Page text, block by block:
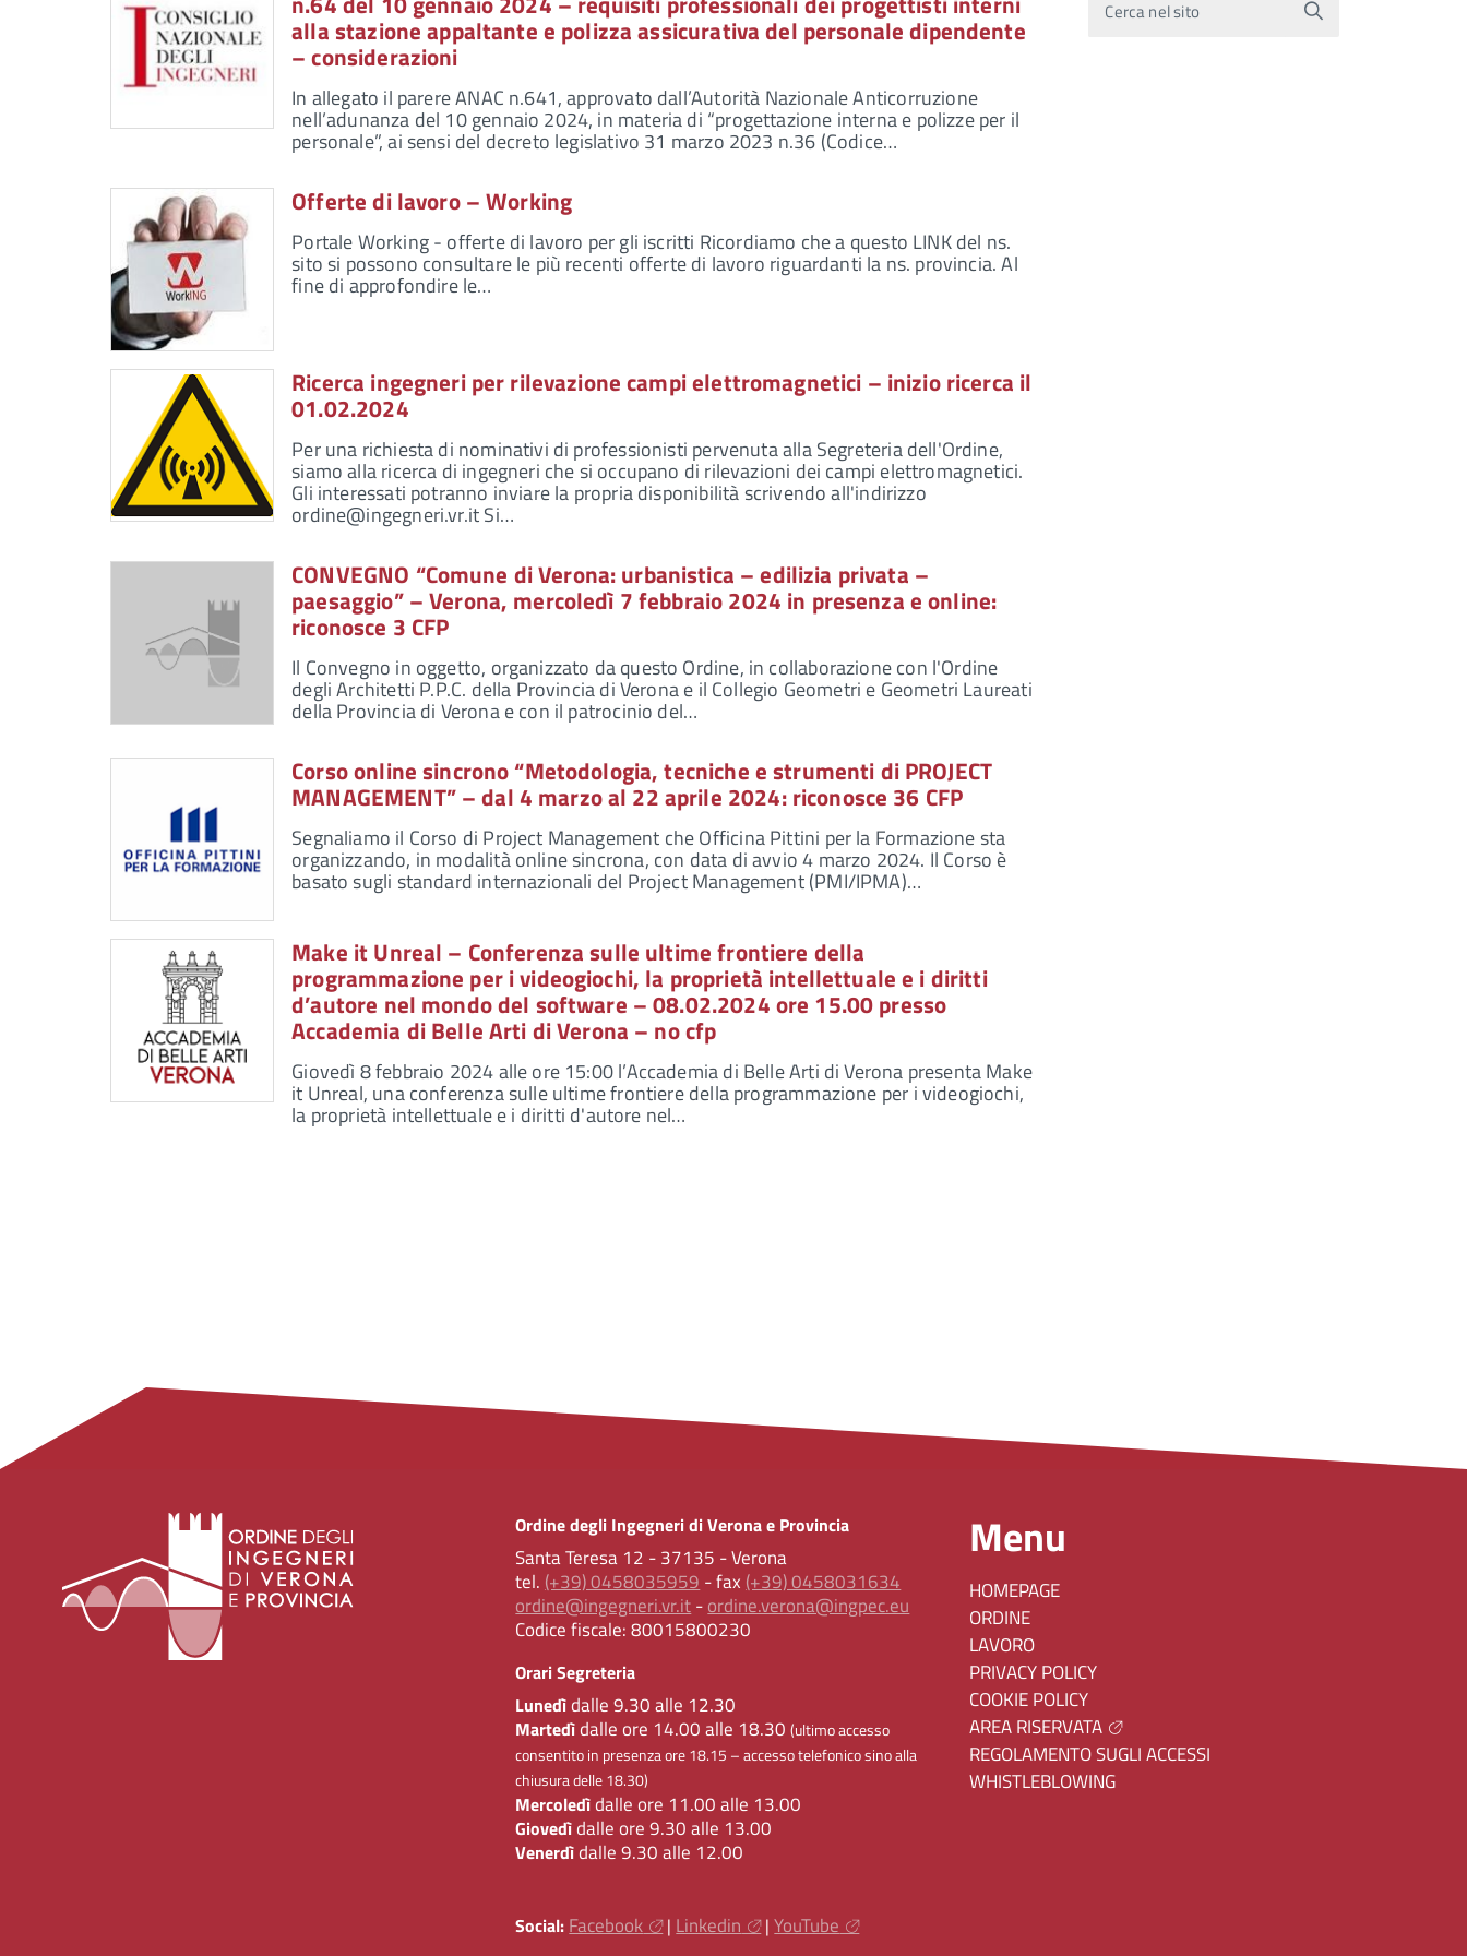
alla stazione appaltante e polizza assicurativa del personale dipendente
– considerazioni
In allegato il parere ANAC n.641, approvato dall’Autorità Nazionale Anticorruzione
nell’adunanza del 10 gennaio 2024, in materia di “progettazione interna e polizze per il
personale”, ai sensi del decreto legislativo 31 marzo 2023 n.36 (Codice…
Offerte di lavoro – Working
Portale Working - offerte di lavoro per gli iscritti Ricordiamo che a questo LINK del ns.
sito si possono consultare le più recenti offerte di lavoro riguardanti la ns. provincia. Al
fine di approfondire le…
Ricerca ingegneri per rilevazione campi elettromagnetici – inizio ricerca il
01.02.2024
Per una richiesta di nominativi di professionisti pervenuta alla Segreteria dell'Ordine,
siamo alla ricerca di ingegneri che si occupano di rilevazioni dei campi elettromagnetici.
Gli interessati potranno inviare la propria disponibilità scrivendo all'indirizzo
ordine@ingegneri.vr.it Si…
CONVEGNO “Comune di Verona: urbanistica – edilizia privata –
paesaggio” – Verona, mercoledì 7 febbraio 2024 in presenza e online:
riconosce 3 CFP
Il Convegno in oggetto, organizzato da questo Ordine, in collaborazione con l'Ordine
degli Architetti P.P.C. della Provincia di Verona e il Collegio Geometri e Geometri Laureati
della Provincia di Verona e con il patrocinio del…
Corso online sincrono “Metodologia, tecniche e strumenti di PROJECT
MANAGEMENT” – dal 4 marzo al 22 aprile 2024: riconosce 36 CFP
Segnaliamo il Corso di Project Management che Officina Pittini per la Formazione sta
organizzando, in modalità online sincrona, con data di avvio 4 marzo 2024. Il Corso è
basato sugli standard internazionali del Project Management (PMI/IPMA)…
Make it Unreal – Conferenza sulle ultime frontiere della
programmazione per i videogiochi, la proprietà intellettuale e i diritti
d’autore nel mondo del software – 08.02.2024 ore 15.00 presso
Accademia di Belle Arti di Verona – no cfp
Giovedì 8 febbraio 2024 alle ore 15:00 l’Accademia di Belle Arti di Verona presenta Make
it Unreal, una conferenza sulle ultime frontiere della programmazione per i videogiochi,
la proprietà intellettuale e i diritti d'autore nel…
Cerca nel sito
Ordine degli Ingegneri di Verona e Provincia
Santa Teresa 12 - 37135 - Verona
tel. (+39) 0458035959 - fax (+39) 0458031634
ordine@ingegneri.vr.it-ordine.verona@ingpec.eu
Codice fiscale:80015800230
Orari Segreteria
Lunedìdalle 9.30 alle 12.30
Martedìdalle ore 14.00 alle 18.30(ultimo accesso
consentito in presenza ore 18.15 – accesso telefonico sino alla
chiusura delle 18.30)
Mercoledìdalle ore 11.00 alle 13.00
Giovedìdalle ore 9.30 alle 13.00
Venerdìdalle 9.30 alle 12.00
Social: Facebook | Linkedin |YouTube
Menu
HOMEPAGE
ORDINE
LAVORO
PRIVACY POLICY
COOKIE POLICY
AREA RISERVATA
REGOLAMENTO SUGLI ACCESSI
WHISTLEBLOWING